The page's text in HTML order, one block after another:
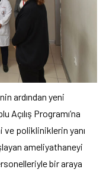
ardından yeni
Açılış Programı’na
ve polikliniklerin yanı
ameliyathaneyi
bir araya